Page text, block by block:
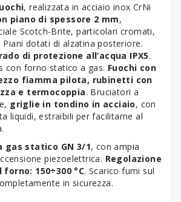
, realizzata in acciaio inox CrNi
piano di spessore 2 mm,
Scotch-Brite, particolari cromati,
dotati di alzatina posteriore.
di protezione all’acqua IPX5.
con forno statico a gas. Fuochi con
fiamma pilota, rubinetti con
e termocoppia. Bruciatori a
griglie in tondino in acciaio, con
liquidi, estraibili per facilitarne al
gas statico GN 3/1, con ampia
piezoelettrica. Regolazione
150÷300 °C. Scarico fumi sul
in sicurezza.